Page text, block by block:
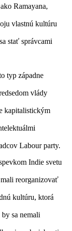
Ramayana,
vlastnú kultúru
stať správcami
typ západne
vlády
kapitalistickým
Labour party.
Indie svetu
reorganizovať
kultúru, ktorá
sa nemali